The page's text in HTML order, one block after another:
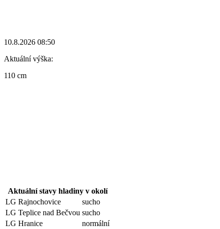
10.8.2026 08:50
Aktuální výška:
110 cm
Aktuální stavy hladiny v okolí
LG Rajnochovice
sucho
LG Teplice nad Bečvou sucho
LG Hranice
normální